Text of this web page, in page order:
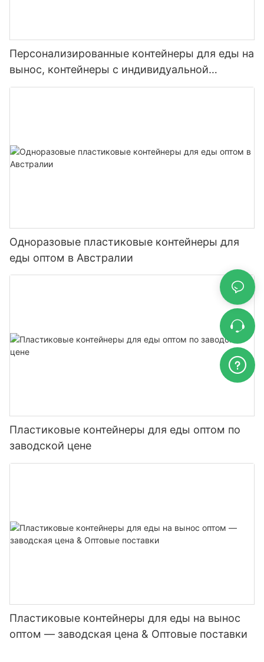
Персонализированные контейнеры для еды на
вынос, контейнеры с индивидуальной
печатью для предприятий общественного
Одноразовые пластиковые контейнеры для
еды оптом в Австралии
Пластиковые контейнеры для еды оптом по
заводской цене
Пластиковые контейнеры для еды на вынос
оптом — заводская цена & Оптовые поставки